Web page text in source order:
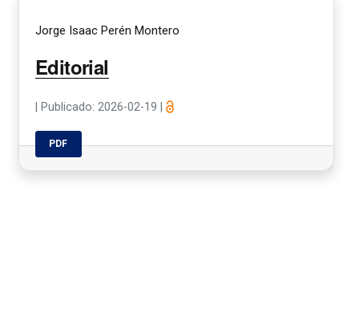
Jorge Isaac Perén Montero
Editorial
Publicado: 2026-02-19
PDF